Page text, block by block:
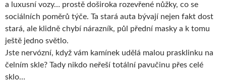
a luxusní vozy… prostě doširoka rozevřené nůžky, co se
sociálních poměrů týče. Ta stará auta bývají nejen fakt dost
stará, ale klidně chybí nárazník, půl přední masky a k tomu
ještě jedno světlo.
Jste nervózní, když vám kamínek udělá malou prasklinku na
čelním skle? Tady nikdo neřeší totální pavučinu přes celé
sklo…